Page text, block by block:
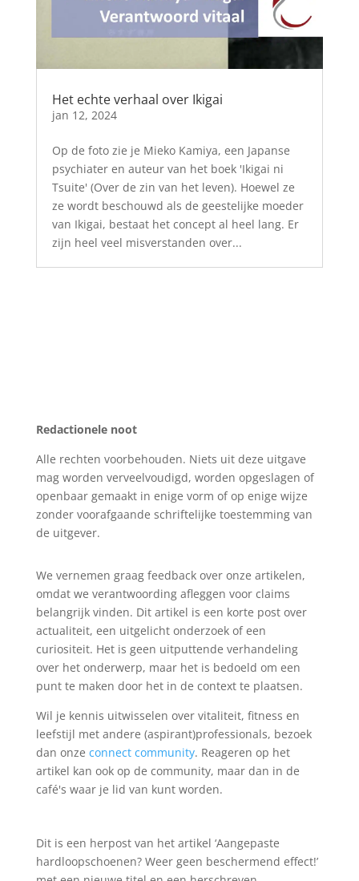
Het echte verhaal over Ikigai
jan 12, 2024
Op de foto zie je Mieko Kamiya, een Japanse
psychiater en auteur van het boek 'Ikigai ni
Tsuite' (Over de zin van het leven). Hoewel ze
ze wordt beschouwd als de geestelijke moeder
van Ikigai, bestaat het concept al heel lang. Er
zijn heel veel misverstanden over...
Redactionele noot
Alle rechten voorbehouden. Niets uit deze uitgave
mag worden verveelvoudigd, worden opgeslagen of
openbaar gemaakt in enige vorm of op enige wijze
zonder voorafgaande schriftelijke toestemming van
de uitgever.
We vernemen graag feedback over onze artikelen,
omdat we verantwoording afleggen voor claims
belangrijk vinden. Dit artikel is een korte post over
actualiteit, een uitgelicht onderzoek of een
curiositeit. Het is geen uitputtende verhandeling
over het onderwerp, maar het is bedoeld om een
punt te maken door het in de context te plaatsen.
Wil je kennis uitwisselen over vitaliteit, fitness en
leefstijl met andere (aspirant)professionals, bezoek
dan onze connect community. Reageren op het
artikel kan ook op de community, maar dan in de
café's waar je lid van kunt worden.
Dit is een herpost van het artikel ‘Aangepaste
hardloopschoenen? Weer geen beschermend effect!’